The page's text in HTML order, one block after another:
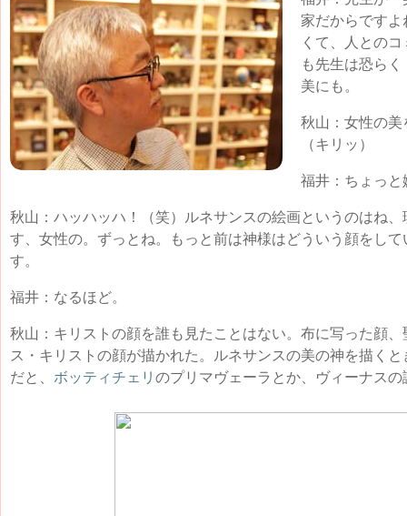
家だからです
くて、人との
も先生は恐ら
美にも。
秋山：女性の
（キリッ）
福井：ちょっ
秋山：ハッハッハ！（笑）ルネサンスの絵画というのはね
す、女性の。ずっとね。もっと前は神様はどういう顔をし
す。
福井：なるほど。
秋山：キリストの顔を誰も見たことはない。布に写った顔
ス・キリストの顔が描かれた。ルネサンスの美の神を描く
だと、 ボッティチェリ のプリマヴェーラとか、ヴィーナス